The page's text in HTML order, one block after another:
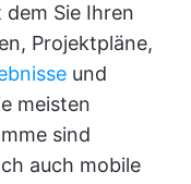
Sie Ihren
Projektpläne,
und
meisten
sind
auch mobile